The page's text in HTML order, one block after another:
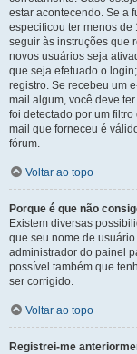
estar acontecendo. Se a
especificou ter menos de
seguir às instruções que
novos usuários seja
que seja efetuado o
registro. Se recebeu um
mail algum, você deve
foi detectado por um
mail que forneceu é
fórum.
Voltar ao topo
Porque é que não
Existem diversas
que seu nome de
administrador do painel
possível também que
ser corrigido.
Voltar ao topo
Registrei-me